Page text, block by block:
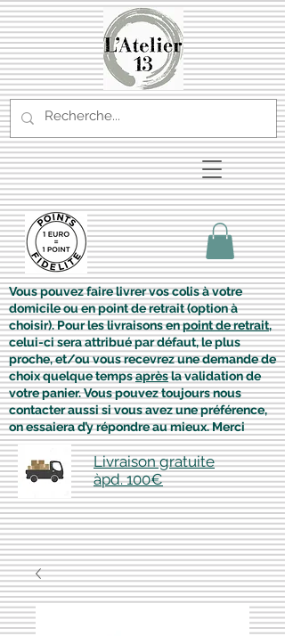
Vous pouvez faire livrer vos colis à votre
domicile ou en point de retrait (option à
choisir). Pour les livraisons enpoint de retrait,
celui-ci sera attribué par défaut, le plus
proche, et/ou vous recevrez une demande de
choix quelque tempsaprèsla validation de
votre panier. Vous pouvez toujours nous
contacter aussi si vous avez une préférence,
on essaiera d’y répondre au mieux. Merci
Livraison gratuite
àpd. 100€